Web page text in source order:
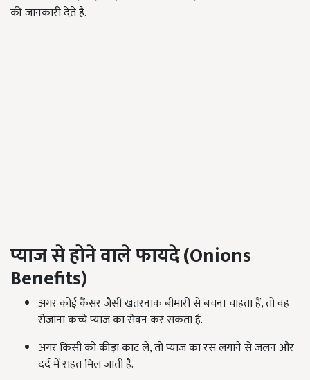
की जानकारी देते हैं.
प्याज से होने वाले फायदे (Onions
Benefits)
अगर कोई कैंसर जैसी खतरनाक बीमारी से बचना चाहता हैं, तो वह
रोजाना कच्चे प्याज का सेवन कर सकता है.
अगर किसी को कीड़ा काट ले, तो प्याज का रस लगाने से जलन और
दर्द में राहत मिल जाती है.